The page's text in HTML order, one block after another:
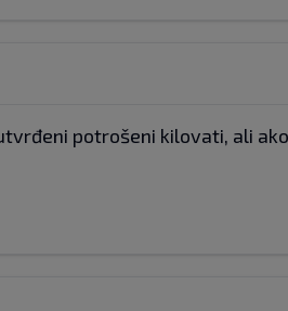
potrošeni kilovati, ali